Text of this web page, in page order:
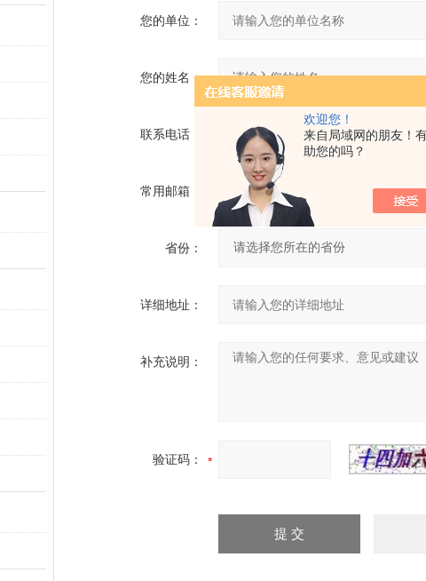
欢迎您！
来自局域网的朋友！
助您的吗？
您的单位：
您的姓名：
联系电话：
常用邮箱：
省份：
详细地址：
补充说明：
验证码：